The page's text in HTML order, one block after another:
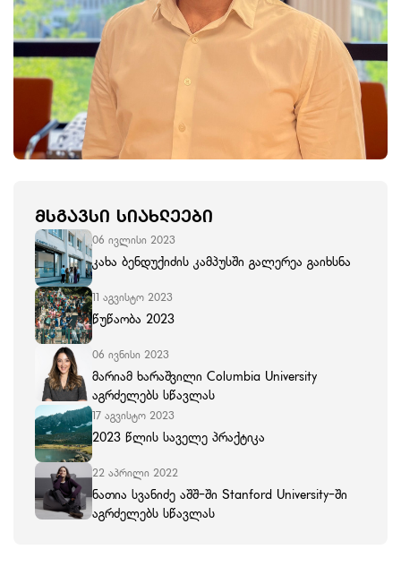
ᲛᲡᲒᲐᲕᲡᲘ ᲡᲘᲐᲮᲚᲔᲔᲑᲘ
06 ივლისი 2023
კახა ბენდუქიძის კამპუსში გალერეა გაიხსნა
11 აგვისტო 2023
წუწაობა 2023
06 ივნისი 2023
მარიამ ხარაშვილი Columbia University
აგრძელებს სწავლას
17 აგვისტო 2023
2023 წლის საველე პრაქტიკა
22 აპრილი 2022
ნათია სვანიძე აშშ-ში Stanford University-ში
აგრძელებს სწავლას